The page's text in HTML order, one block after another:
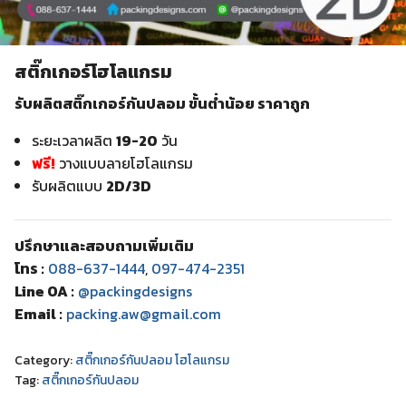
สติ๊กเกอร์โฮโลแกรม
รับผลิตสติ๊กเกอร์กันปลอม ขั้นต่ำน้อย ราคาถูก
ระยะเวลาผลิต19-20 วัน
ฟรี! วางแบบลายโฮโลแกรม
รับผลิตแบบ 2D/3D
ปรึกษาและสอบถามเพิ่มเติม
โทร : 088-637-1444, 097-474-2351
Line OA : @packingdesigns
Email : packing.aw@gmail.com
Category:สติ๊กเกอร์กันปลอม โฮโลแกรม
Tag:สติ๊กเกอร์กันปลอม